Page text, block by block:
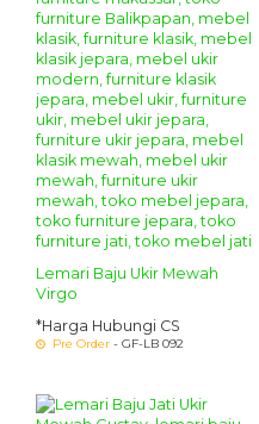
Lemari Baju Ukir Mewah
Virgo
*Harga Hubungi CS
Pre Order - GF-LB 092